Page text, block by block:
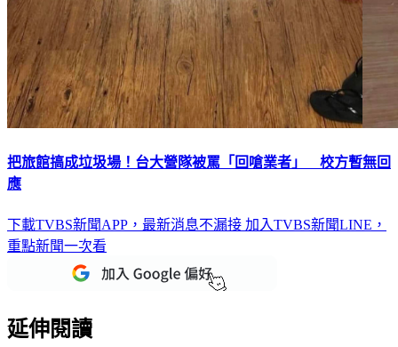
把旅館搞成垃圾場！台大營隊被罵「回嗆業者」 校方暫無回
應
下載TVBS新聞APP，最新消息不漏接 加入TVBS新聞LINE，
重點新聞一次看
延伸閱讀